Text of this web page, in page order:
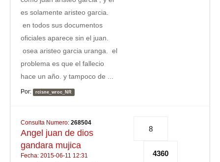
es solamente aristeo garcia.
en todos sus documentos
oficiales aparece sin el juan.
osea aristeo garcia uranga. el
problema es que el fallecio
hace un año. y tampoco de ...
Por: rcisne_wroc_NR
Consulta Numero: 268504
Angel juan de dios
gandara mujica
Fecha: 2015-06-11 12:31
8
4360